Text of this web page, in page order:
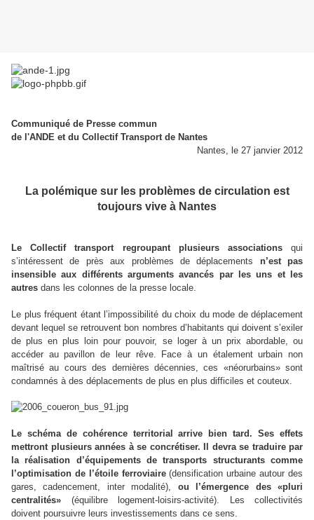
Communiqué de Presse commun
de l'ANDE et du Collectif Transport de Nantes
Nantes, le 27 janvier 2012
La polémique sur les problèmes de circulation est
toujours vive à Nantes
Le Collectif transport regroupant plusieurs associationsqui
s’intéressent de près aux problèmes de déplacements n’est pas
insensible aux différents arguments avancés par les uns et les
autres dans les colonnes de la presse locale.
Le plus fréquent étant l’impossibilité du choix du mode de déplacement
devant lequel se retrouvent bon nombres d’habitants qui doivent s’exiler
de plus en plus loin pour pouvoir, se loger à un prix abordable, ou
accéder au pavillon de leur rêve. Face à un étalement urbain non
maîtrisé au cours des dernières décennies, ces «néorurbains» sont
condamnés à des déplacements de plus en plus difficiles et couteux.
Le schéma de cohérence territorial arrive bien tard. Ses effets
mettront plusieurs années à se concrétiser. Il devra se traduire par
la réalisation d’équipements de transports structurants comme
l’optimisation de l’étoile ferroviaire (densification urbaine autour des
gares, cadencement, inter modalité),
ou l’émergence des «pluri
centralités»
(équilibre logement-loisirs-activité).
Les collectivités
doivent poursuivre leurs investissements dans ce sens.